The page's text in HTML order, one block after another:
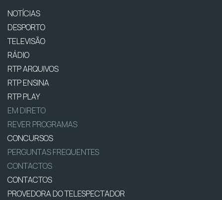
NOTÍCIAS
DESPORTO
TELEVISÃO
RÁDIO
RTP ARQUIVOS
RTP ENSINA
RTP PLAY
EM DIRETO
REVER PROGRAMAS
CONCURSOS
PERGUNTAS FREQUENTES
CONTACTOS
CONTACTOS
PROVEDORA DO TELESPECTADOR